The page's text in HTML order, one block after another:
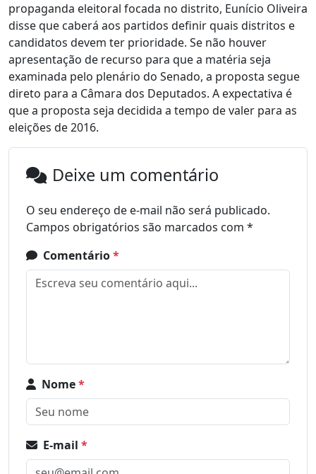
propaganda eleitoral focada no distrito, Eunício Oliveira
disse que caberá aos partidos definir quais distritos e
candidatos devem ter prioridade. Se não houver
apresentação de recurso para que a matéria seja
examinada pelo plenário do Senado, a proposta segue
direto para a Câmara dos Deputados. A expectativa é
que a proposta seja decidida a tempo de valer para as
eleições de 2016.
Deixe um comentário
O seu endereço de e-mail não será publicado.
Campos obrigatórios são marcados com *
Comentário*
Nome*
E-mail *